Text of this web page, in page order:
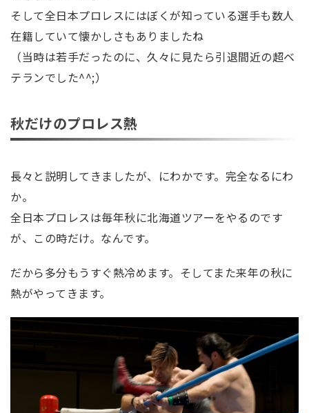
そして全日本プロレスにはぼくが知っている選手も数人
在籍していて懐かしさもありましたね
（当時は若手だったのに、久々に見たら引退間近の超ベ
テランでした^^;）
秋だけのプロレス熱
長々と説明してきましたが、にわかです。完全なるにわ
か。
全日本プロレスは毎年秋に北海道ツアーをやるのです
が、この時だけ。なんです。
だから多分もうすぐ熱冷めます。そしてまた来年の秋に
熱がやってきます。